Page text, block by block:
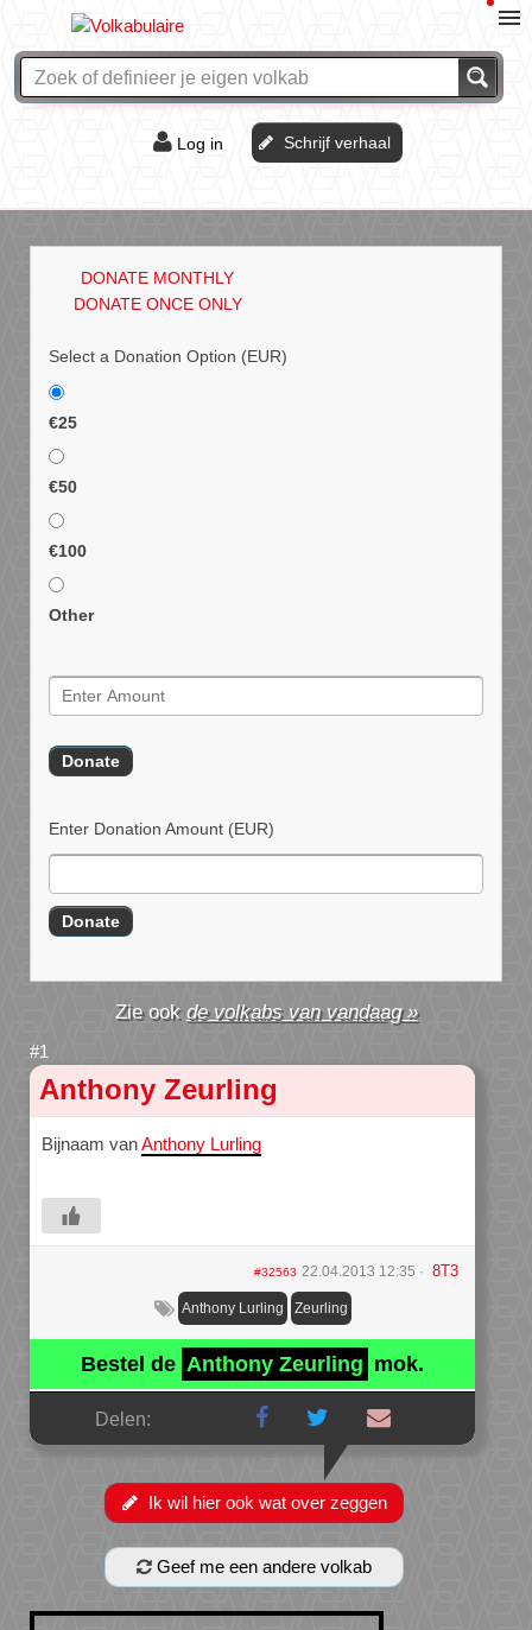
Log in Schrijf verhaal
DONATE MONTHLY
DONATE ONCE ONLY
Select a Donation Option (EUR)
€25
€50
€100
Other
Enter Donation Amount (EUR)
de volkabs van vandaag »
Anthony Zeurling
Bijnaam vanAnthony Lurling
#32563 22.04.2013 12:35 8T3
Anthony Lurling Zeurling
Bestel de Anthony Zeurling mok.
Delen:
Ik wil hier ook wat over zeggen
Geef me een andere volkab